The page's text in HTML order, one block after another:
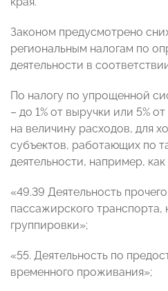
Законом предусмотрено
региональным налогам по
деятельности в
По налогу по упрощенной
– до 1% от выручки или 5%
на величину расходов, для
субъектов, работающих по
деятельности, например, как
«49.39 Деятельность
пассажирского транспорта,
группировки»;
«55. Деятельность по
временного проживания»;